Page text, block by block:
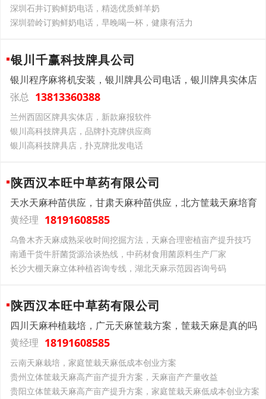
深圳石井订购鲜奶电话，精选优质鲜羊奶
深圳碧岭订购鲜奶电话，早晚喝一杯，健康有活力
银川千赢科技牌具公司
银川程序麻将机安装，银川牌具公司电话，银川牌具实体店
张总 13813360388
兰州西固区牌具实体店，新款麻报软件
银川高科技牌具店，品牌扑克牌供应商
银川高科技牌具店，扑克牌批发电话
陕西汉本旺中草药有限公司
天水天麻种苗供应，甘肃天麻种苗供应，北方筐栽天麻培育
黄经理 18191608585
乌鲁木齐天麻成熟采收时间挖掘方法，天麻合理密植亩产提升技巧
南通干货牛肝菌货源洽谈热线，中药材食用菌原料生产厂家
长沙大棚天麻立体种植咨询专线，湖北天麻示范园咨询号码
陕西汉本旺中草药有限公司
四川天麻种植栽培，广元天麻筐栽方案，筐栽天麻是真的吗
黄经理 18191608585
云南天麻栽培，家庭筐栽天麻低成本创业方案
贵州立体筐栽天麻高产亩产提升方案，天麻亩产产量收益
贵阳立体筐栽天麻高产亩产提升方案，家庭筐栽天麻低成本创业方案